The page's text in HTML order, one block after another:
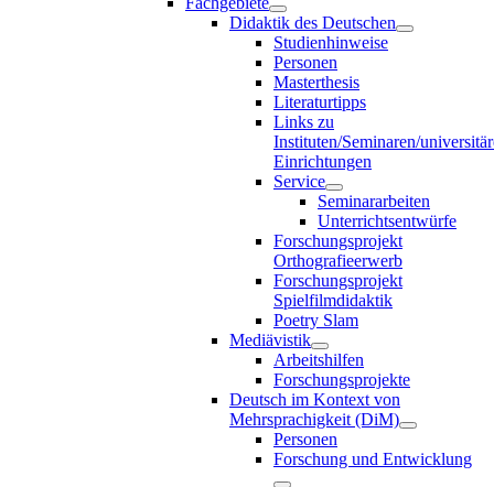
Didaktik des Deutschen
Studienhinweise
Personen
Masterthesis
Literaturtipps
Links zu
Instituten/Seminaren/
Einrichtungen
Service
Seminararbeiten
Unterrichtsentwürfe
Forschungsprojekt
Orthografieerwerb
Forschungsprojekt
Spielfilmdidaktik
Poetry Slam
Mediävistik
Arbeitshilfen
Forschungsprojekte
Deutsch im Kontext von
Mehrsprachigkeit (DiM)
Personen
Forschung und Entwicklung